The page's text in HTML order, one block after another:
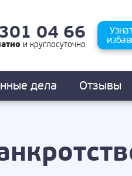
04 66
икруглосуточно
дела Отзывы